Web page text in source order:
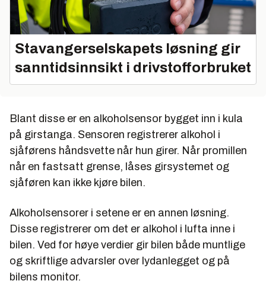
Stavangerselskapets løsning gir
sanntidsinnsikt i drivstofforbruket
Blant disse er en alkoholsensor bygget inn i kula
på girstanga. Sensoren registrerer alkohol i
sjåførens håndsvette når hun girer. Når promillen
når en fastsatt grense, låses girsystemet og
sjåføren kan ikke kjøre bilen.
Alkoholsensorer i setene er en annen løsning.
Disse registrerer om det er alkohol i lufta inne i
bilen. Ved for høye verdier gir bilen både muntlige
og skriftlige advarsler over lydanlegget og på
bilens monitor.